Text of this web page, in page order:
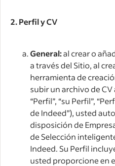
2.Perfil y CV
General:al crear o
a través del Sitio, al
herramienta de
subir un archivo de
“Perfil”, “su Perfil”,
de Indeed”), usted
disposición de
de Selección
Indeed. Su Perfil
usted proporcione en